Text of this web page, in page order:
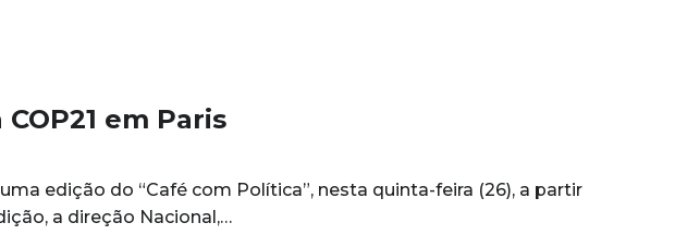
em Paris
edição do “Café com Política”, nesta quinta-feira (26), a partir
a direção Nacional,…